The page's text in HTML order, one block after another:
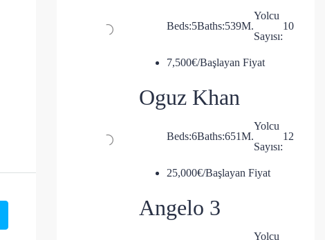
Beds:5Baths:539M.
Yolcu
Sayısı:
10
7,500€/Başlayan Fiyat
Oguz Khan
Beds:6Baths:651M.
Yolcu
Sayısı:
12
25,000€/Başlayan Fiyat
Angelo 3
Yolcu